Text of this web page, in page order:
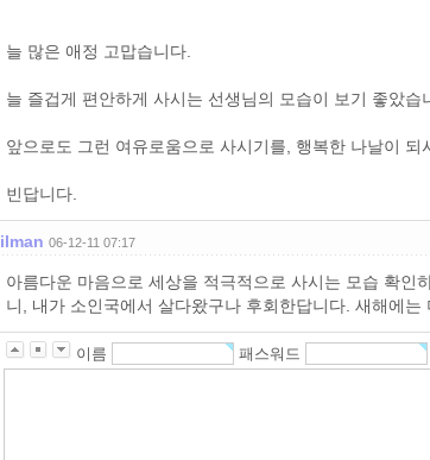
늘 많은 애정 고맙습니다.
늘 즐겁게 편안하게 사시는 선생님의 모습이 보기 좋았습
앞으로도 그런 여유로움으로 사시기를, 행복한 나날이 되
빈답니다.
ilman 06-12-11 07:17
아름다운 마음으로 세상을 적극적으로 사시는 모습 확인
니, 내가 소인국에서 살다왔구나 후회한답니다. 새해에
이름 패스워드